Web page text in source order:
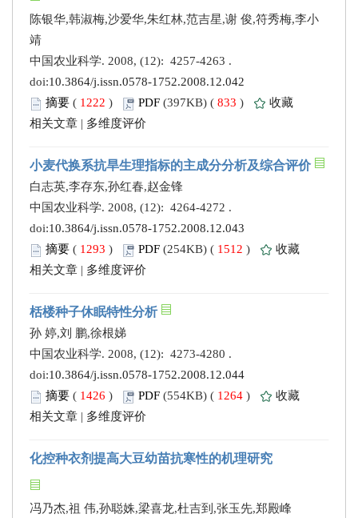
陈银华,韩淑梅,沙爱华,朱红林,范吉星,谢 俊,符秀梅,李小
靖
中国农业科学. 2008, (12): 4257-4263 .
doi:10.3864/j.issn.0578-1752.2008.12.042
摘要 ( 1222 ) PDF (397KB) ( 833 )
收藏
相关文章 | 多维度评价
小麦代换系抗旱生理指标的主成分分析及综合评价
白志英,李存东,孙红春,赵金锋
中国农业科学. 2008, (12): 4264-4272 .
doi:10.3864/j.issn.0578-1752.2008.12.043
摘要 ( 1293 ) PDF (254KB) ( 1512 )
收藏
相关文章 | 多维度评价
栝楼种子休眠特性分析
孙 婷,刘 鹏,徐根娣
中国农业科学. 2008, (12): 4273-4280 .
doi:10.3864/j.issn.0578-1752.2008.12.044
摘要 ( 1426 ) PDF (554KB) ( 1264 )
收藏
相关文章 | 多维度评价
化控种衣剂提高大豆幼苗抗寒性的机理研究
冯乃杰,祖 伟,孙聪姝,梁喜龙,杜吉到,张玉先,郑殿峰